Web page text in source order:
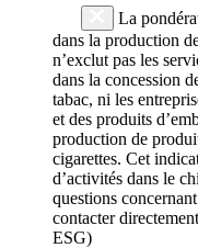
La
dans la production
n’exclut pas les
dans la concession
tabac, ni les
et des produits
production de
cigarettes. Cet
d’activités dans le
questions
contacter
ESG)